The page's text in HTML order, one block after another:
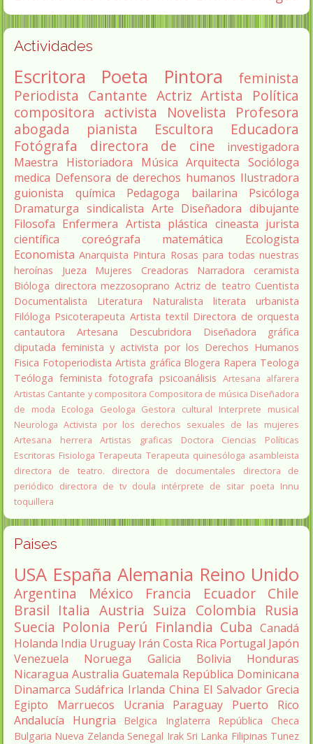
Actividades
Escritora Poeta Pintora
feminista
Periodista Cantante Actriz Artista
Política
compositora activista Novelista
Profesora
abogada
pianista Escultora
Educadora
Fotógrafa
directora de cine
investigadora
Maestra
Historiadora Música Arquitecta Socióloga
medica Defensora de derechos humanos Ilustradora
guionista
química Pedagoga bailarina
Psicóloga
Dramaturga sindicalista Arte Diseñadora dibujante
Filosofa Enfermera Artista plástica cineasta jurista
científica
coreógrafa matemática
Ecologista
Economista Anarquista Pintura Rosas para todas nuestras
heroínas
Jueza Mujeres Creadoras Narradora
ceramista
Bióloga directora mezzosoprano Actriz de teatro Cuentista
Documentalista
Literatura Naturalista literata
urbanista
Filóloga Psicoterapeuta Artista textil Directora de orquesta
cantautora
Artesana Descubridora
Diseñadora gráfica
diputada feminista y activista por los Derechos Humanos
Fisica Fotoperiodista Artista gráfica Blogera Rapera Teologa
Teóloga feminista fotografa psicoanálisis Artesana alfarera
Artistas Cantante y compositora Compositora de música Diseñadora
de moda
Ecologa Geologa Gestora cultural
Interprete musical
Neurologa Activista por los derechos sexuales de las mujeres
Artesana herrera
Artistas graficas
Doctora Ciencias Políticas
Escritoras Fisiologa Terapeuta Terapeuta quinesóloga asambleista
directora de teatro.
directora de documentales
directora de
periódico directora de tv doula intérprete de sitar poeta Innu
toquillera
Paises
USA España Alemania Reino Unido
Argentina México Francia Ecuador
Chile
Brasil Italia Austria Suiza Colombia Rusia
Suecia Polonia Perú Finlandia Cuba Canadá
Holanda India Uruguay Irán Costa Rica Portugal Japón
Venezuela
Noruega Galicia Bolivia
Honduras
Nicaragua Australia Guatemala República Dominicana
Dinamarca Sudáfrica Irlanda China El Salvador Grecia
Egipto
Marruecos Ucrania Paraguay
Puerto Rico
Andalucía
Hungria Belgica Inglaterra
República Checa
Bulgaria Nueva Zelanda Senegal Irak Sri Lanka Filipinas Tunez